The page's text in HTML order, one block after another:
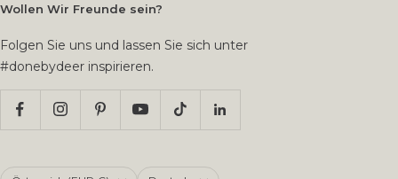
Wollen Wir Freunde sein?
Folgen Sie uns und lassen Sie sich unter
#donebydeer inspirieren.